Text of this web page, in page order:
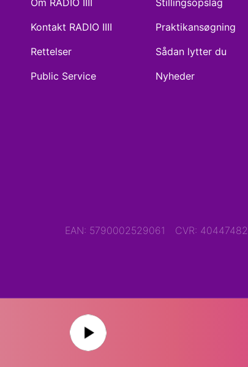
Om RADIO IIII
Kontakt RADIO IIII
Rettelser
Public Service
Stillingsopslag
Praktikansøgning
Sådan lytter du
Nyheder
EAN: 5790002529061 CVR: 40447482